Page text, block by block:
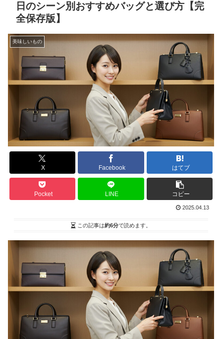
日のシーン別おすすめバッグと選び方【完
全保存版】
美味しいもの
X Facebook はてブ
Pocket LINE コピー
2025.04.13
この記事は約6分で読めます。